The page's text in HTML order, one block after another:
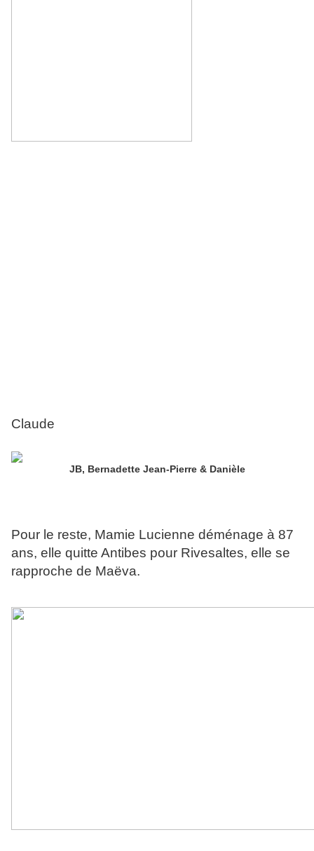
Claude
JB, Bernadette Jean-Pierre & Danièle
Pour le reste, Mamie Lucienne déménage à 87
ans, elle quitte Antibes pour Rivesaltes, elle se
rapproche de Maëva.